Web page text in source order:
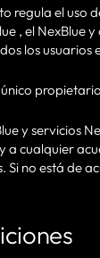
regula el uso
, el NexBlue
los
único
y servicios
a cualquier
Si no está de